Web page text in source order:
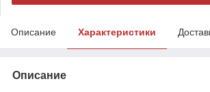
Описание Характеристики
Описание